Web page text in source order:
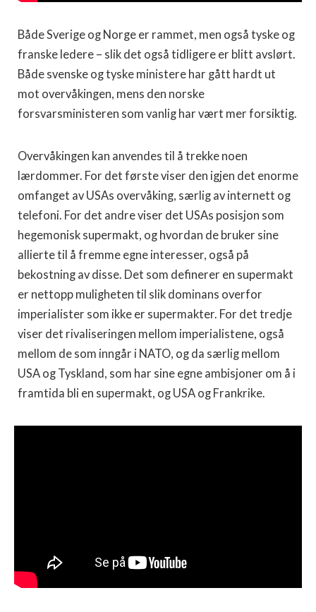
Både Sverige og Norge er rammet, men også tyske og
franske ledere – slik det også tidligere er blitt avslørt.
Både svenske og tyske ministere har gått hardt ut
mot overvåkingen, mens den norske
forsvarsministeren som vanlig har vært mer forsiktig.
Overvåkingen kan anvendes til å trekke noen
lærdommer. For det første viser den igjen det enorme
omfanget av USAs overvåking, særlig av internett og
telefoni. For det andre viser det USAs posisjon som
hegemonisk supermakt, og hvordan de bruker sine
allierte til å fremme egne interesser, også på
bekostning av disse. Det som definerer en supermakt
er nettopp muligheten til slik dominans overfor
imperialister som ikke er supermakter. For det tredje
viser det rivaliseringen mellom imperialistene, også
mellom de som inngår i NATO, og da særlig mellom
USA og Tyskland, som har sine egne ambisjoner om å i
framtida bli en supermakt, og USA og Frankrike.